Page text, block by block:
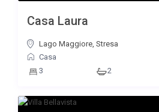
Casa Laura
Lago Maggiore, Stresa
Casa
3
2